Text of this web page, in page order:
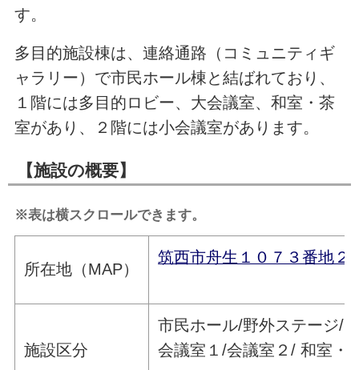
す。
多目的施設棟は、連絡通路（コミュニティギ
ャラリー）で市民ホール棟と結ばれており、
１階には多目的ロビー、大会議室、和室・茶
室があり、２階には小会議室があります。
【施設の概要】
※表は横スクロールできます。
所在地（MAP）
筑西市舟生１０７３番地２
施設区分
市民ホール/野外ステージ/
会議室１/会議室２/ 和室・